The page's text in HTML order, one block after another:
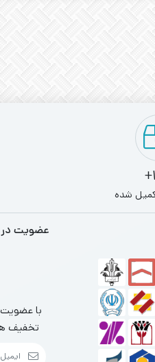
شده
عضویت در
با عضویت
تخفیف